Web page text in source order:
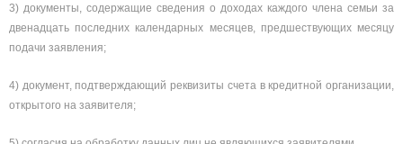
3) документы, содержащие сведения о доходах каждого члена семьи за
двенадцать последних календарных месяцев, предшествующих месяцу
подачи заявления;
4) документ, подтверждающий реквизиты счета в кредитной организации,
открытого на заявителя;